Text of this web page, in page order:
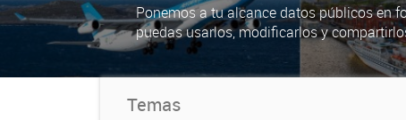
Ponemos a tu alcance datos públicos en
puedas usarlos, modificarlos y
Temas